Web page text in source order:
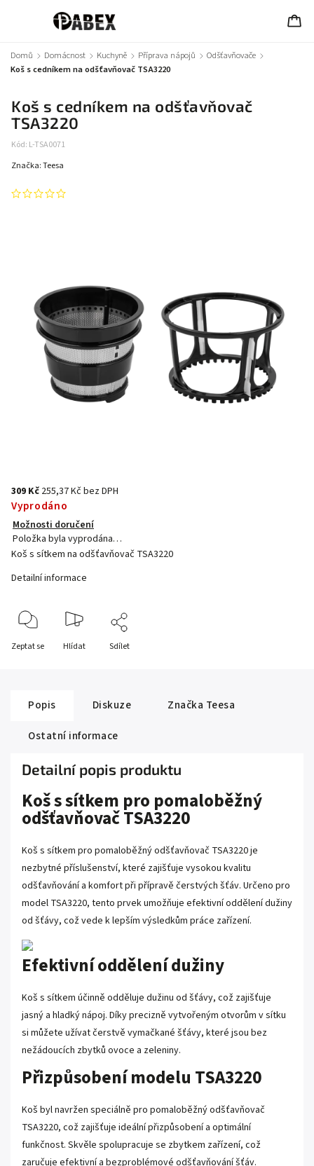
Domů / Domácnost / Kuchyně / Příprava nápojů / Odšťavňovače /
Koš s cedníkem na odšťavňovač TSA3220
Koš s cedníkem na odšťavňovač
TSA3220
Kód: L-TSA0071
Značka:Teesa
309 Kč 255,37 Kč bez DPH
Vyprodáno
Možnosti doručení
Položka byla vyprodána…
Koš s sítkem na odšťavňovač TSA3220
Detailní informace
Zeptat se Hlídat Sdílet
Popis Diskuze Značka Teesa
Ostatní informace
Detailní popis produktu
Koš s sítkem pro pomaloběžný
odšťavňovač TSA3220
Koš s sítkem pro pomaloběžný odšťavňovač TSA3220 je
nezbytné příslušenství, které zajišťuje vysokou kvalitu
odšťavňování a komfort při přípravě čerstvých šťáv. Určeno pro
model TSA3220, tento prvek umožňuje efektivní oddělení dužiny
od šťávy, což vede k lepším výsledkům práce zařízení.
Efektivní oddělení dužiny
Koš s sítkem účinně odděluje dužinu od šťávy, což zajišťuje
jasný a hladký nápoj. Díky precizně vytvořeným otvorům v sítku
si můžete užívat čerstvě vymačkané šťávy, které jsou bez
nežádoucích zbytků ovoce a zeleniny.
Přizpůsobení modelu TSA3220
Koš byl navržen speciálně pro pomaloběžný odšťavňovač
TSA3220, což zajišťuje ideální přizpůsobení a optimální
funkčnost. Skvěle spolupracuje se zbytkem zařízení, což
zaručuje efektivní a bezproblémové odšťavňování šťáv.